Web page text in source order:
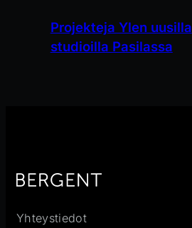
Projekteja Ylen uusilla
studioilla Pasilassa
Yhteystiedot